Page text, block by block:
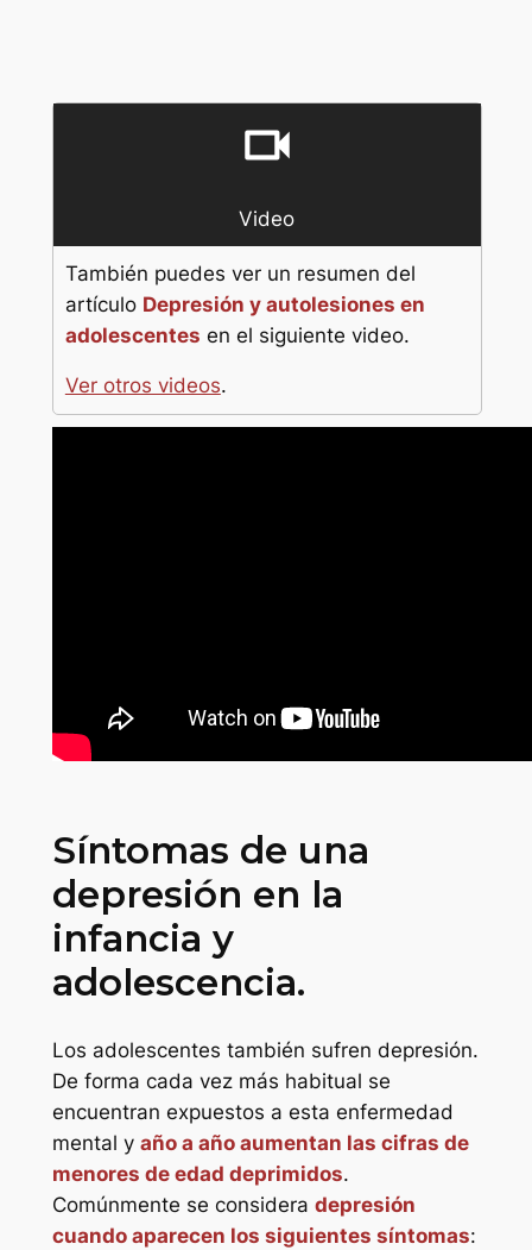
videocam
Video
También puedes ver un resumen del
artículo Depresión y autolesiones en
adolescentes en el siguiente video.
Ver otros videos.
Síntomas de una
depresión en la
infancia y
adolescencia.
Los adolescentes también sufren depresión.
De forma cada vez más habitual se
encuentran expuestos a esta enfermedad
mental y año a año aumentan las cifras de
menores de edad deprimidos.
Comúnmente se considera depresión
cuando aparecen los siguientes síntomas: